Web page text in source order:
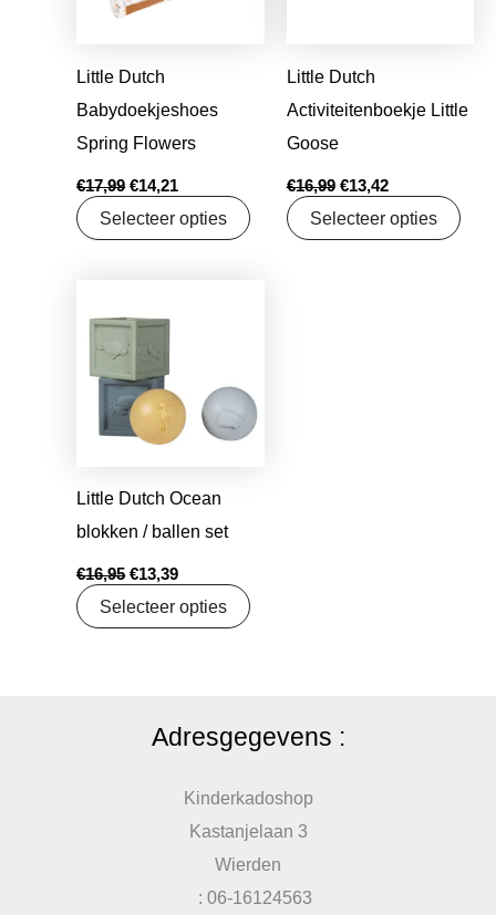
Little Dutch
Babydoekjeshoes
Spring Flowers
€17,99 €14,21
Selecteer opties
Little Dutch
Activiteitenboekje Little
Goose
€16,99 €13,42
Selecteer opties
Little Dutch Ocean
blokken / ballen set
€16,95
was:
€16,95.
€13,39
Selecteer opties
Adresgegevens :
Kinderkadoshop
Kastanjelaan 3
Wierden
: 06-16124563